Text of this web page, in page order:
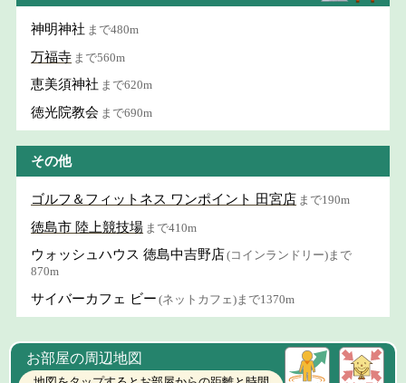
神明神社 まで480m
万福寺 まで560m
恵美須神社 まで620m
徳光院教会 まで690m
その他
ゴルフ＆フィットネス ワンポイント 田宮店 まで190m
徳島市 陸上競技場 まで410m
ウォッシュハウス 徳島中吉野店(コインランドリー)まで
870m
サイバーカフェ ビー (ネットカフェ)まで1370m
お部屋の周辺地図